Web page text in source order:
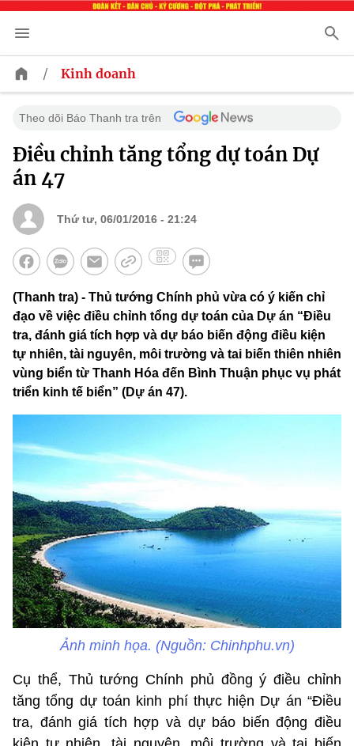
/ Kinh doanh
Theo dõi Báo Thanh tra trên
Điều chỉnh tăng tổng dự toán Dự
án 47
Thứ tư, 06/01/2016 - 21:24
(Thanh tra) - Thủ tướng Chính phủ vừa có ý kiến chỉ
đạo về việc điều chỉnh tổng dự toán của Dự án “Điều
tra, đánh giá tích hợp và dự báo biến động điều kiện
tự nhiên, tài nguyên, môi trường và tai biến thiên nhiên
vùng biển từ Thanh Hóa đến Bình Thuận phục vụ phát
triển kinh tế biển” (Dự án 47).
Ảnh minh họa. (Nguồn: Chinhphu.vn)
Cụ thể, Thủ tướng Chính phủ đồng ý điều chỉnh
tăng tổng dự toán kinh phí thực hiện Dự án “Điều
tra, đánh giá tích hợp và dự báo biến động điều